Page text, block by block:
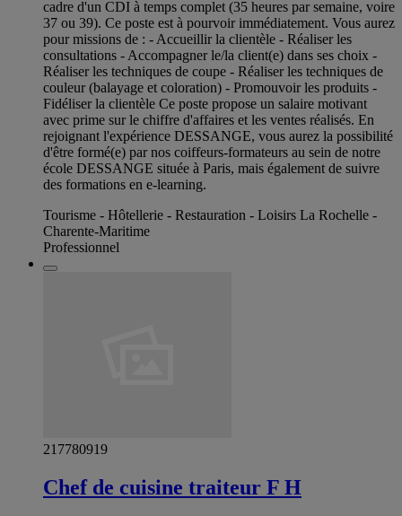
cadre d'un CDI à temps complet (35 heures par semaine, voire
37 ou 39). Ce poste est à pourvoir immédiatement. Vous aurez
pour missions de : - Accueillir la clientèle - Réaliser les
consultations - Accompagner le/la client(e) dans ses choix -
Réaliser les techniques de coupe - Réaliser les techniques de
couleur (balayage et coloration) - Promouvoir les produits -
Fidéliser la clientèle Ce poste propose un salaire motivant
avec prime sur le chiffre d'affaires et les ventes réalisés. En
rejoignant l'expérience DESSANGE, vous aurez la possibilité
d'être formé(e) par nos coiffeurs-formateurs au sein de notre
école DESSANGE située à Paris, mais également de suivre
des formations en e-learning.
Tourisme - Hôtellerie - Restauration - Loisirs La Rochelle -
Charente-Maritime
Professionnel
217780919
Chef de cuisine traiteur F H